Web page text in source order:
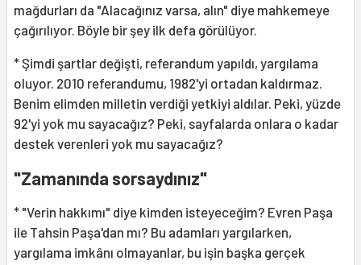
mağdurları da "Alacağınız varsa, alın" diye mahkemeye
çağırılıyor. Böyle bir şey ilk defa görülüyor.
* Şimdi şartlar değişti, referandum yapıldı, yargılama
oluyor. 2010 referandumu, 1982'yi ortadan kaldırmaz.
Benim elimden milletin verdiği yetkiyi aldılar. Peki, yüzde
92'yi yok mu sayacağız? Peki, sayfalarda onlara o kadar
destek verenleri yok mu sayacağız?
"Zamanında sorsaydınız"
* "Verin hakkımı" diye kimden isteyeceğim? Evren Paşa
ile Tahsin Paşa'dan mı? Bu adamları yargılarken,
yargılama imkânı olmayanlar, bu işin başka gerçek